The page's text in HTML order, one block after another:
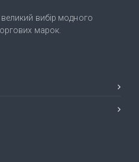
вибір модного
марок.